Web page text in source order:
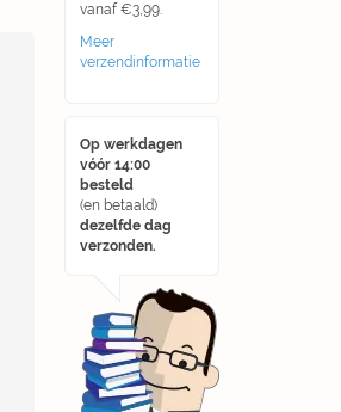
vanaf €3,99.
Meer
verzendinformatie
Op werkdagen
vóór 14:00
besteld
(en betaald)
dezelfde dag
verzonden.